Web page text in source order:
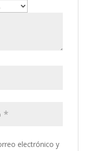
electrónico y